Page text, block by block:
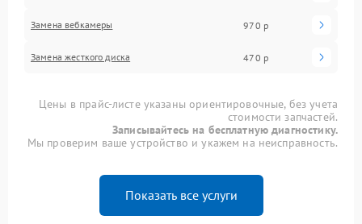
Замена вебкамеры 970 р
Замена жесткого диска 470 р
Цены в прайс-листе указаны ориентировочные, без учета
стоимости запчастей.
Записывайтесь на бесплатную диагностику.
Мы проверим ваше устройство и укажем на неисправность.
Показать все услуги